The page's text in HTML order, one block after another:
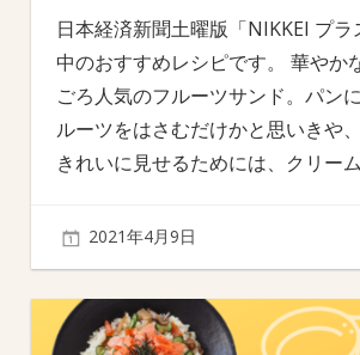
日本経済新聞土曜版「NIKKEI プ
中のおすすめレシピです。 華やか
ごろ人気のフルーツサンド。パン
ルーツをはさむだけかと思いきや
きれいに見せるためには、クリー
2021年4月9日